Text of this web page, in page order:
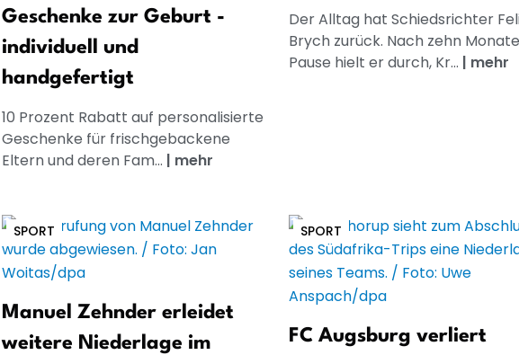
Geschenke zur Geburt -
individuell und
handgefertigt
10 Prozent Rabatt auf personalisierte
Geschenke für frischgebackene
Eltern und deren Fam... | mehr
Der Alltag hat Schiedsrichter
Brych zurück. Nach zehn
Pause hielt er durch, Kr... | mehr
SPORT
Manuel Zehnder erleidet
weitere Niederlage im
SPORT
FC Augsburg verliert